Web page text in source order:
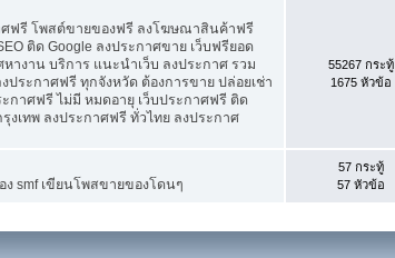
ศฟรี โพสต์ขายของฟรี ลงโฆษณาสินค้าฟรี
ติด Google ลงประกาศขาย เว็บฟรียอด
งาน บริการ แนะนำเว็บ ลงประกาศ รวม
ประกาศฟรี ทุกจังหวัด ต้องการขาย ปล่อยเช่า
าศฟรี ไม่มี หมดอายุ เว็บประกาศฟรี ติด
เทพ ลงประกาศฟรี ทั่วไทย ลงประกาศ
55267 กระทู้
1675 หัวข้อ
smf เขียนโพสขายของโดนๆ
57 กระทู้
57 หัวข้อ